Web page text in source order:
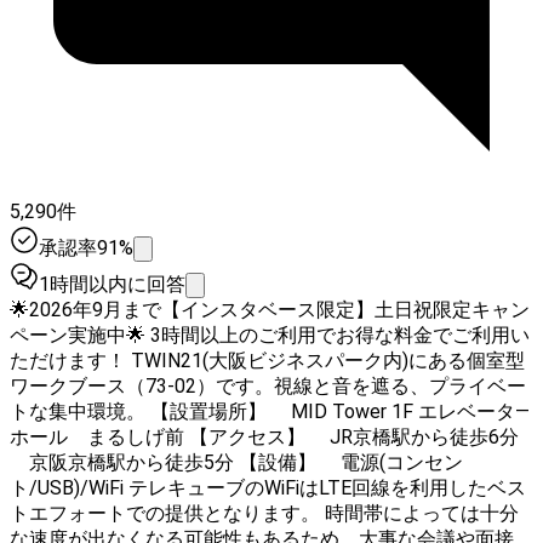
5,290件
承認率91%
1時間以内に回答
🌟2026年9月まで【インスタベース限定】土日祝限定キャン
ペーン実施中🌟 3時間以上のご利用でお得な料金でご利用い
ただけます！ TWIN21(大阪ビジネスパーク内)にある個室型
ワークブース（73-02）です。視線と音を遮る、プライベー
トな集中環境。 【設置場所】 MID Tower 1F エレベータ―
ホール まるしげ前 【アクセス】 JR京橋駅から徒歩6分
京阪京橋駅から徒歩5分 【設備】 電源(コンセン
ト/USB)/WiFi テレキューブのWiFiはLTE回線を利用したベス
トエフォートでの提供となります。 時間帯によっては十分